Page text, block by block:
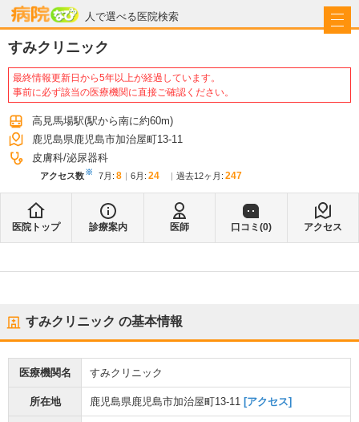
人で選べる医院検索
病院なび
すみクリニック
最終情報更新日から5年以上が経過しています。
事前に必ず該当の医療機関に直接ご確認ください。
高見馬場駅(駅から南に約60m)
鹿児島県鹿児島市加治屋町13-11
皮膚科 泌尿器科
アクセス数※ 7月 : 8 6月 : 24 過去12ヶ月: 247
医院トップ 診療案内 医師 口コミ(0) アクセス
すみクリニック の基本情報
医療機関名 すみクリニック
所在地 鹿児島県鹿児島市加治屋町13-11 [アクセス]